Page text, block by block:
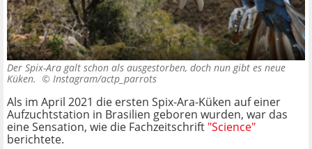
Der Spix-Ara galt schon als ausgestorben, doch nun gibt es neue
Küken. © Instagram/actp_parrots
Als im April 2021 die ersten Spix-Ara-Küken auf einer
Aufzuchtstation in Brasilien geboren wurden, war das
eine Sensation, wie die Fachzeitschrift "Science"
berichtete.